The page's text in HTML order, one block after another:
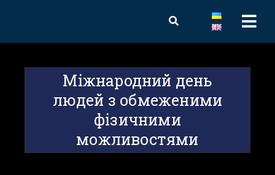
Міжнародний день
людей з обмеженими
фізичними
можливостями